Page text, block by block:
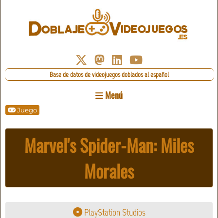
Base de datos de videojuegos doblados al español
Menú
Juego
Marvel's Spider-Man: Miles
Morales
PlayStation Studios